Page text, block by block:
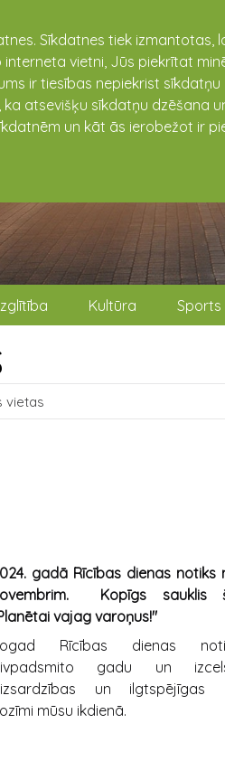
Sīkdatnes tiek
vietni, Jūs piekrītat
ir tiesības nepiekrist
atsevišķu sīkdatņu dzēšana
un kāt ās ierobežot ir
Kultūra Sports
gadā Rīcības dienas notiks
Kopīgs sauklis
vajag varoņus!"
Rīcības dienas
gadu un
un ilgtspējīgas
mūsu ikdienā.